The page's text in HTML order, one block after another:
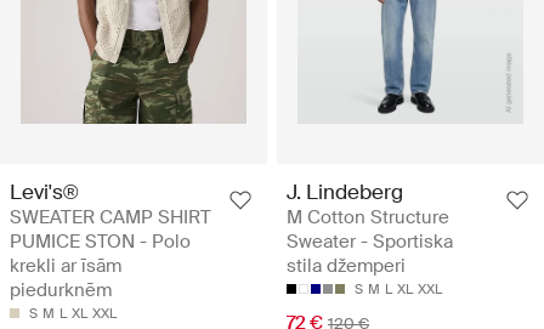
Levi's®
SWEATER CAMP SHIRT
PUMICE STON - Polo
krekli ar īsām
piedurknēm
S M L XL XXL
J. Lindeberg
M Cotton Structure
Sweater - Sportiska
stila džemperi
S M L XL XXL
72 € 120 €